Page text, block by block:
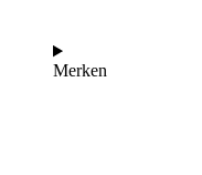
Merken